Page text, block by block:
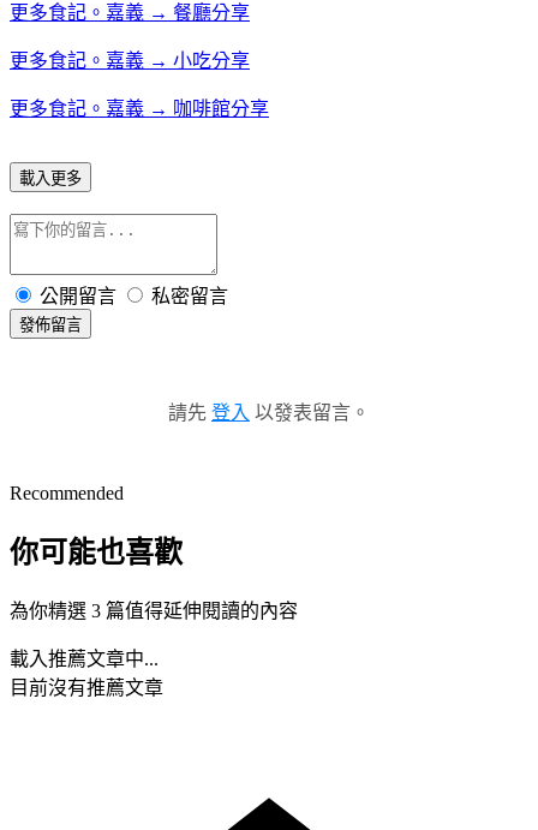
更多食記。嘉義 → 餐廳分享
更多食記。嘉義 → 小吃分享
更多食記。嘉義 → 咖啡館分享
載入更多
公開留言 私密留言
發佈留言
請先 登入 以發表留言。
Recommended
你可能也喜歡
為你精選 3 篇值得延伸閱讀的內容
載入推薦文章中...
目前沒有推薦文章